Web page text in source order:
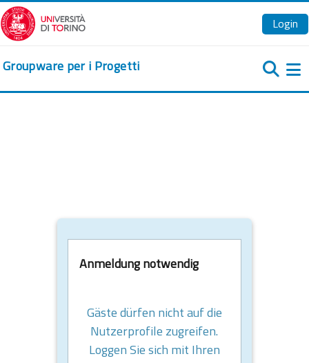
Zum Hauptinhalt
Login
Groupware per i Progetti
Anmeldung notwendig
Gäste dürfen nicht auf die
Nutzerprofile zugreifen.
Loggen Sie sich mit Ihren